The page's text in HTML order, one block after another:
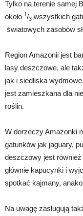
Tylko na terenie samej
około 1 /3 wszystkich
światowych zasobów
Region Amazonii jest
lasy deszczowe, ale
jak i siedliska
jest zamieszkana dla
roślin.
W dorzeczy Amazonki
gatunków jak jaguary,
deszczowy jest
głównie kapucynki i
spotkać kajmany,
Na uwagę zasługują